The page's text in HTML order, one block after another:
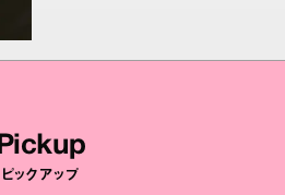
Pickup
ピックアップ